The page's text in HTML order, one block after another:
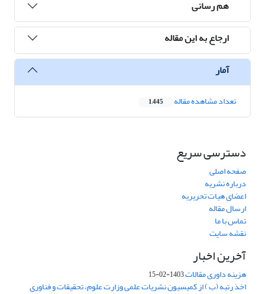
هم رسانی
ارجاع به این مقاله
آمار
تعداد مشاهده مقاله 1,445
دسترسی سریع
صفحه اصلی
درباره نشریه
اعضای هیات تحریریه
ارسال مقاله
تماس با ما
نقشه سایت
آخرین اخبار
هزینه داوری مقالات1403-02-15
اخذ رتبه (ب ) از کمیسیون نشریات علمی وزارت علوم، تحقیقات و فناوری